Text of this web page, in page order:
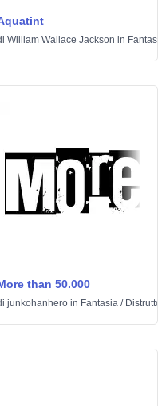
William Wallace Jackson in
than 50.000
junkohanhero in Fantasia /